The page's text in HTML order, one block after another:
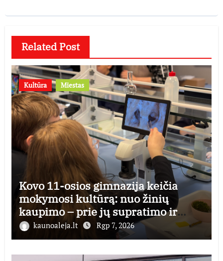
Related Post
Kultūra Miestas
Kovo 11-osios gimnazija keičia
mokymosi kultūrą: nuo žinių
kaupimo – prie jų supratimo ir
taikymo
kaunoaleja.lt Rgp 7, 2026